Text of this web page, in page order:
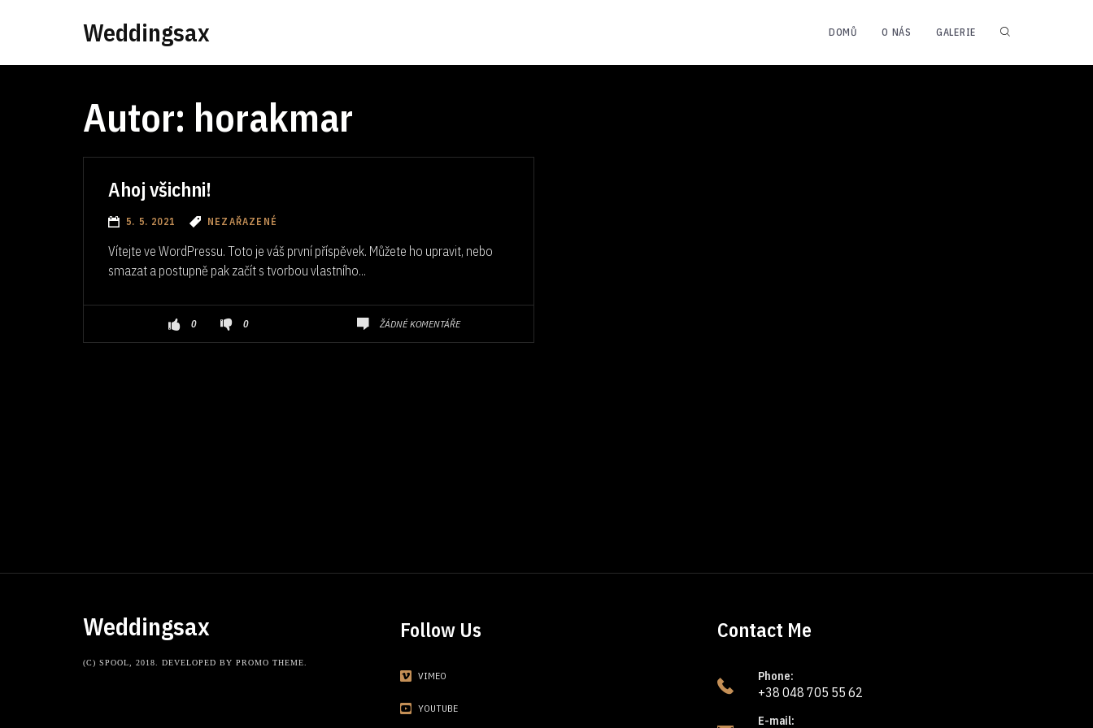
Weddingsax DOMŮ O NÁS GALERIE
Autor: horakmar
Ahoj všichni!
5. 5. 2021 NEZAŘAZENÉ
Vítejte ve WordPressu. Toto je váš první příspěvek. Můžete ho upravit, nebo
smazat a postupně pak začít s tvorbou vlastního...
0 0 ŽÁDNÉ KOMENTÁŘE
Weddingsax
(C) SPOOL, 2018. DEVELOPED BY PROMO THEME.
Follow Us
VIMEO
YOUTUBE
Contact Me
Phone:
+38 048 705 55 62
E-mail: